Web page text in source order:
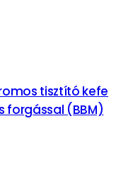
tisztító kefe
forgással (BBM)